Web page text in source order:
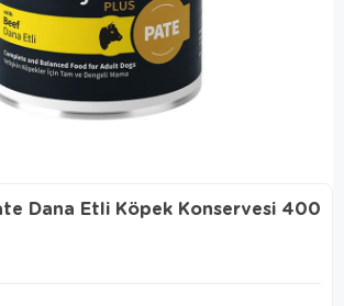
Dana Etli Köpek Konservesi 400